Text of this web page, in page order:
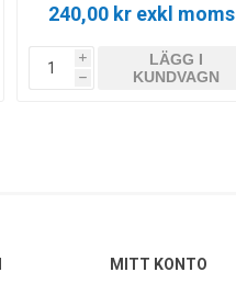
240,00 kr exkl moms
i
h
LÄGG I
KUNDVAGN
MITT KONTO